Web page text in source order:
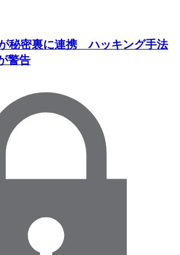
秘密裏に連携 ハッキング手法
警告